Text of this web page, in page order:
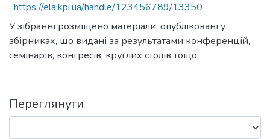
https://ela.kpi.ua/handle/123456789/13350
У зібранні розміщено матеріали, опубліковані у
збірниках, що видані за результатами конференцій,
семінарів, конгресів, круглих столів тощо.
Переглянути